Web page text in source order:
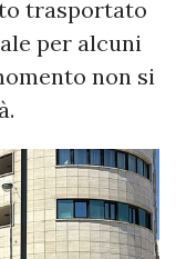
trasportato
per alcuni
non si